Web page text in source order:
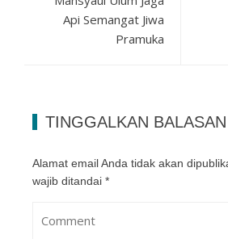
Api Semangat Jiwa
Pramuka
TINGGALKAN BALASAN
Alamat email Anda tidak akan
wajib ditandai *